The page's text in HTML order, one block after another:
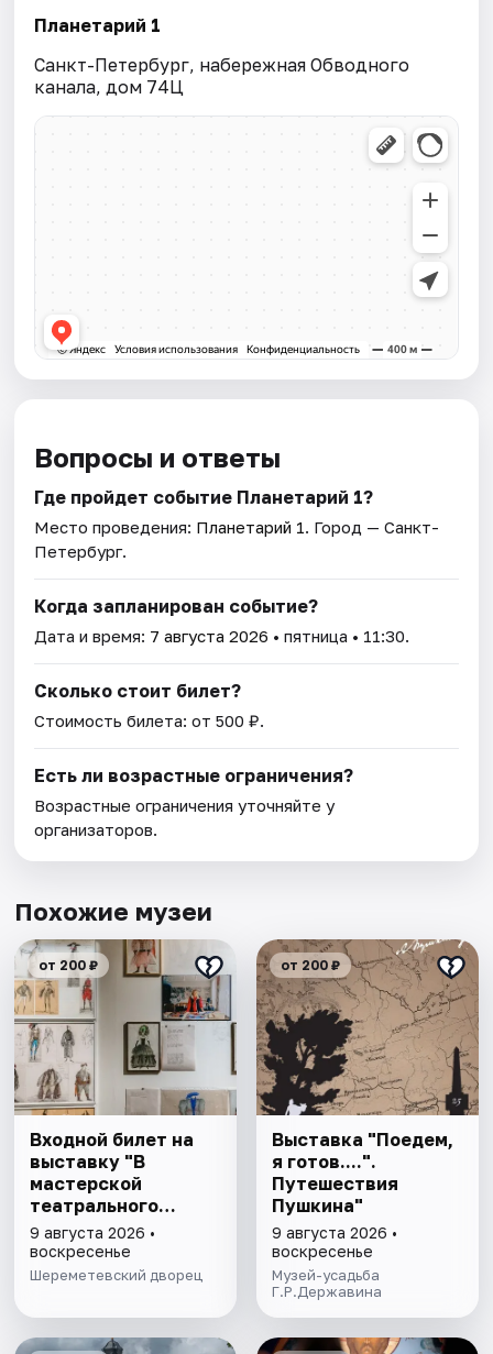
Планетарий 1
Санкт-Петербург, набережная Обводного
канала, дом 74Ц
Вопросы и ответы
Где пройдет событие Планетарий 1?
Место проведения: Планетарий 1. Город — Санкт-
Петербург.
Когда запланирован событие?
Дата и время: 7 августа 2026 • пятница • 11:30.
Сколько стоит билет?
Стоимость билета: от 500 ₽.
Есть ли возрастные ограничения?
Возрастные ограничения уточняйте у
организаторов.
Похожие музеи
от 200 ₽
Входной билет на
выставку "В
мастерской
театрального
художника"
9 августа 2026 •
воскресенье
Шереметевский дворец
от 200 ₽
Выставка "Поедем,
я готов....".
Путешествия
Пушкина"
9 августа 2026 •
воскресенье
Музей-усадьба
Г.Р.Державина